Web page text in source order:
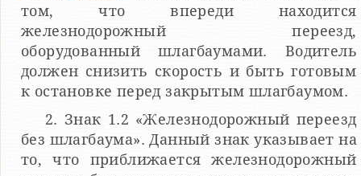
том, что впереди находится
железнодорожный переезд,
оборудованный шлагбаумами. Водитель
должен снизить скорость и быть готовым
к остановке перед закрытым шлагбаумом.
2. Знак 1.2 «Железнодорожный переезд
без шлагбаума». Данный знак указывает на
то, что приближается железнодорожный